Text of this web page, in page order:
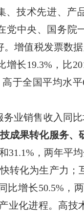
、技术先进、产
党中央、国务院
增值税发票数
长19.3%，比
高于全国平均水
业销售收入同
成果转化服务、
31.1%，两年平
转化为生产力；
比增长50.5%，
业化进程。高技